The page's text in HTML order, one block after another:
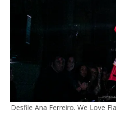
Desfile Ana Ferreiro. We Love